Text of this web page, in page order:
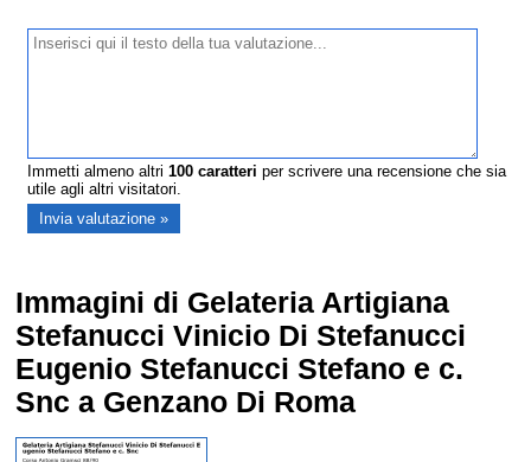
Immetti almeno altri100 caratteri per scrivere una recensione che sia
utile agli altri visitatori.
Immagini di Gelateria Artigiana
Stefanucci Vinicio Di Stefanucci
Eugenio Stefanucci Stefano e c.
Snc a Genzano Di Roma